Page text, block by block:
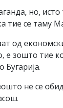
но,
тие се таму
од
е зошто тие
не се